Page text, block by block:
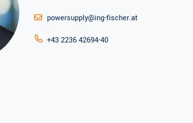
powersupply@ing-fischer.at
+43 2236 42694-40